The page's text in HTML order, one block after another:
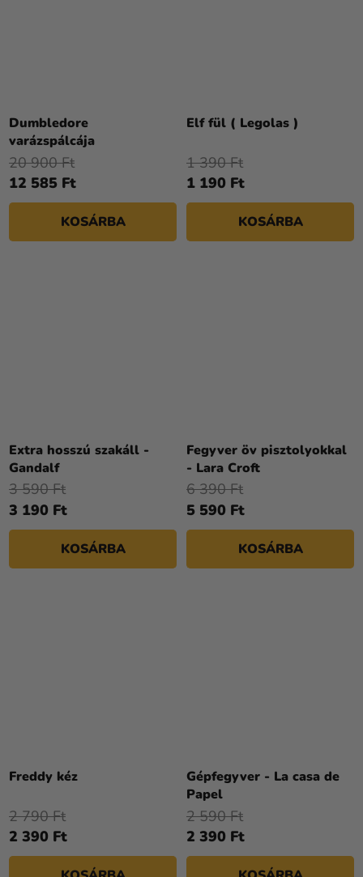
Dumbledore
varázspálcája
12 585 Ft
20 900 Ft
KOSÁRBA
Elf fül ( Legolas )
1 190 Ft
1 390 Ft
KOSÁRBA
Extra hosszú szakáll -
Gandalf
3 190 Ft
3 590 Ft
KOSÁRBA
Fegyver öv pisztolyokkal
- Lara Croft
5 590 Ft
6 390 Ft
KOSÁRBA
Freddy kéz
2 390 Ft
2 790 Ft
Gépfegyver - La casa de
Papel
2 390 Ft
2 590 Ft